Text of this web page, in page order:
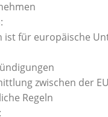
für europäische
zwischen der
Regeln